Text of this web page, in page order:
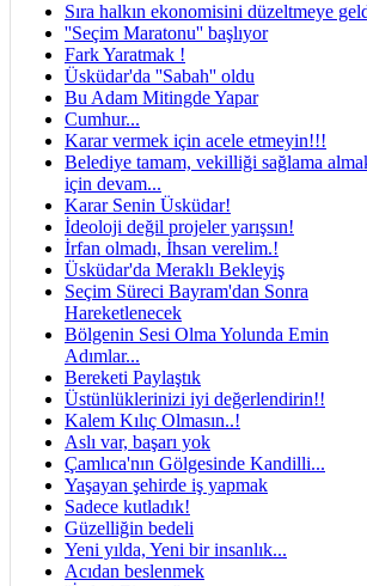
Sıra halkın ekonomisini düzeltmeye
''Seçim Maratonu'' başlıyor
Fark Yaratmak !
Üsküdar'da ''Sabah'' oldu
Bu Adam Mitingde Yapar
Cumhur...
Karar vermek için acele etmeyin!!!
Belediye tamam, vekilliği sağlama
için devam...
Karar Senin Üsküdar!
İdeoloji değil projeler yarışsın!
İrfan olmadı, İhsan verelim.!
Üsküdar'da Meraklı Bekleyiş
Seçim Süreci Bayram'dan Sonra
Hareketlenecek
Bölgenin Sesi Olma Yolunda Emin
Adımlar...
Bereketi Paylaştık
Üstünlüklerinizi iyi değerlendirin!!
Kalem Kılıç Olmasın..!
Aslı var, başarı yok
Çamlıca'nın Gölgesinde Kandilli...
Yaşayan şehirde iş yapmak
Sadece kutladık!
Güzelliğin bedeli
Yeni yılda, Yeni bir insanlık...
Acıdan beslenmek